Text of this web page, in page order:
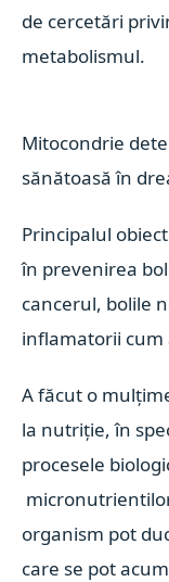
de cercetări
metabolismul.
Mitocondrie
sănătoasă în
Principalul
în prevenirea
cancerul, bolile
inflamatorii cum
A făcut o
la nutriție, în
procesele
organism pot
care se pot